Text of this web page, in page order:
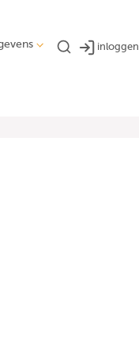
inloggen